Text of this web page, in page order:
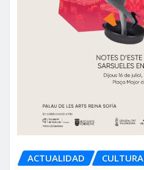
ACTUALIDAD CULTURA